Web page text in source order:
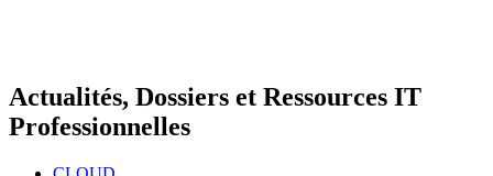
Actualités, Dossiers et Ressources IT
Professionnelles